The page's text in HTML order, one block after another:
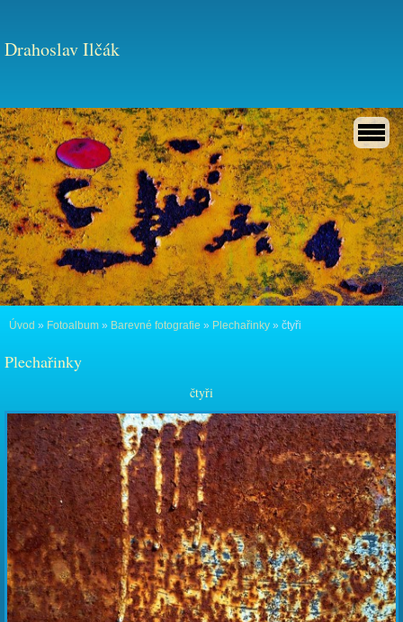
Drahoslav Ilčák
Úvod » Fotoalbum » Barevné fotografie » Plechařinky » čtyři
Plechařinky
čtyři